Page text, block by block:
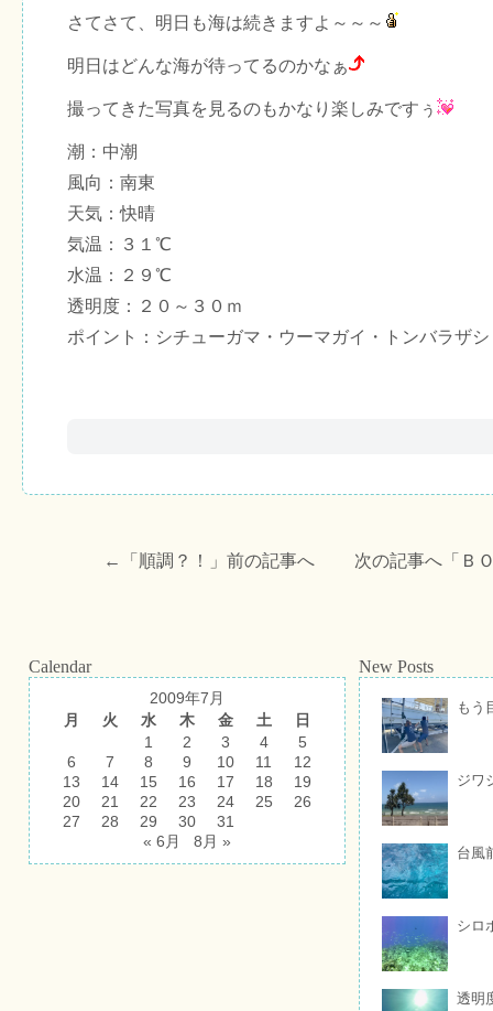
さてさて、明日も海は続きますよ～～～
明日はどんな海が待ってるのかなぁ
撮ってきた写真を見るのもかなり楽しみですぅ
潮：中潮
風向：南東
天気：快晴
気温：３１℃
水温：２９℃
透明度：２０～３０ｍ
ポイント：シチューガマ・ウーマガイ・トンバラザシ
←「 順調？！ 」前の記事へ 次の記事へ「 Ｂ
Calendar
2009年7月
月
火 水 木 金 土
日
1
2 3 4
5
6
7 8 9 10 11
12
13
14 15 16 17 18
19
20
21 22 23 24 25
26
27
28 29 30
31
« 6月
8月 »
New Posts
もう
ジワ
台風
シロ
透明